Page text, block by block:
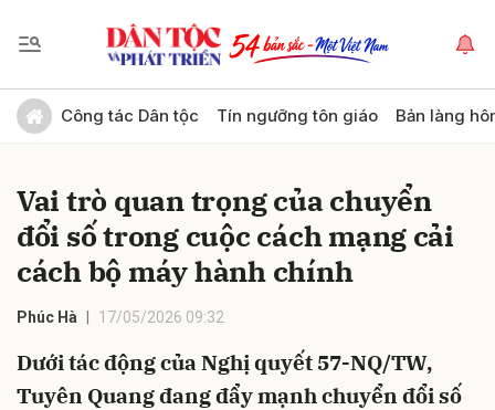
Công tác Dân tộc Tín ngưỡng tôn giáo Bản làng
Vai trò quan trọng của chuyển
đổi số trong cuộc cách mạng cải
cách bộ máy hành chính
Phúc Hà 17/05/2026 09:32
Dưới tác động của Nghị quyết 57-NQ/TW,
Tuyên Quang đang đẩy mạnh chuyển đổi số
Gửi bình luận